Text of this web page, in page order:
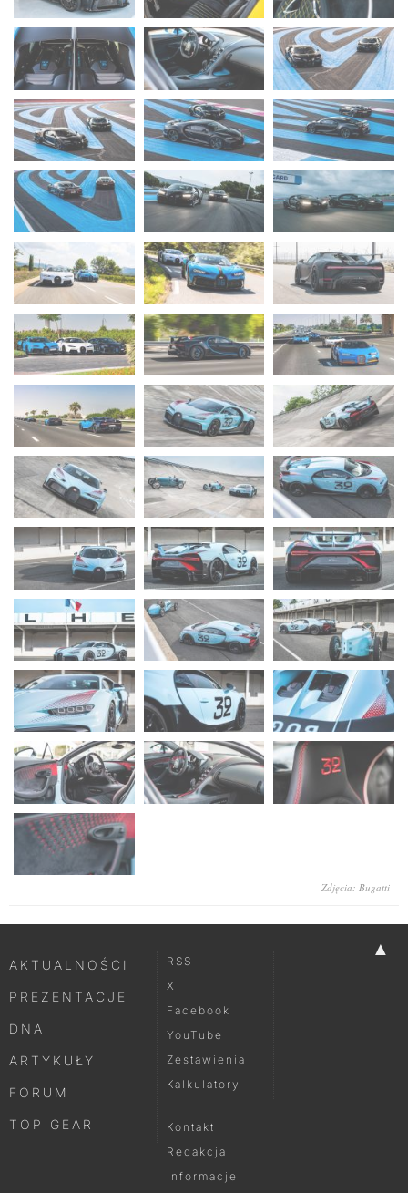
Zdjęcia: Bugatti
▲
AKTUALNOŚCI
PREZENTACJE
DNA
ARTYKUŁY
FORUM
TOP GEAR
RSS
X
Facebook
YouTube
Zestawienia
Kalkulatory
Kontakt
Redakcja
Informacje